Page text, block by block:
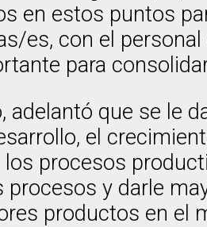
en estos puntos
es, con el
para
adelantó que se le
el
los procesos
procesos y darle
productos en el